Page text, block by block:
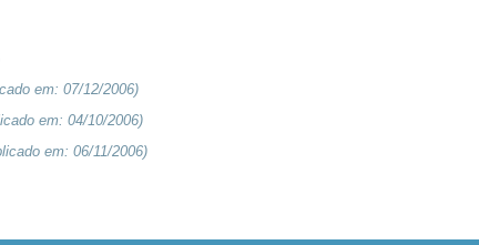
em: 07/12/2006)
em: 04/10/2006)
em: 06/11/2006)